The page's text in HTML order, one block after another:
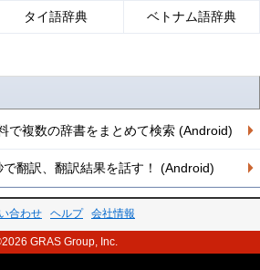
タイ語辞典 ベトナム語辞典
で複数の辞書をまとめて検索 (Android)
翻訳、翻訳結果を話す！ (Android)
合わせ ヘルプ 会社情報
GRAS Group, Inc.